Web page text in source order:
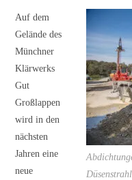
Auf dem
Gelände des
Münchner
Klärwerks
Gut
Großlappen
wird in den
nächsten
Jahren eine
neue